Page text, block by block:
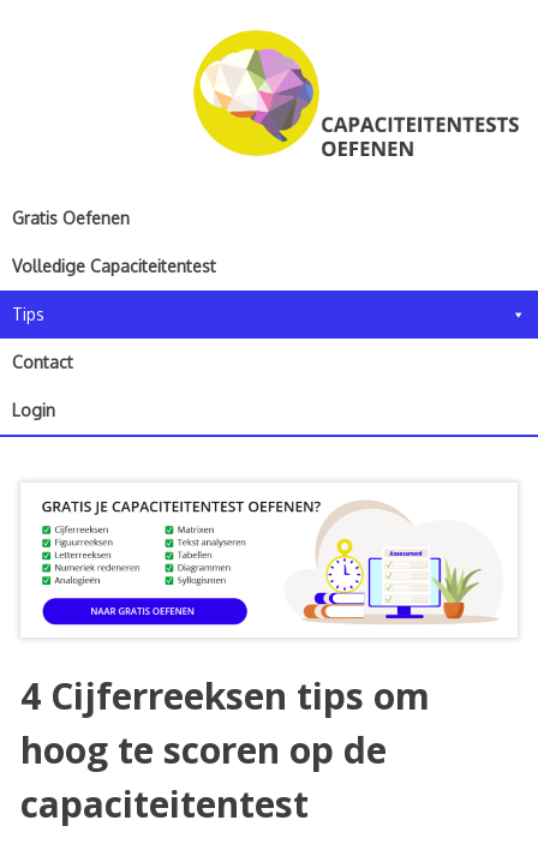
Gratis Oefenen
Volledige Capaciteitentest
Tips
Contact
Login
C
r
r
e
4 Cijferreeksen tips om
hoog te scoren op de
capaciteitentest